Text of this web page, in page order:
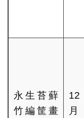
永生苔蘚
竹編筐畫
12
月